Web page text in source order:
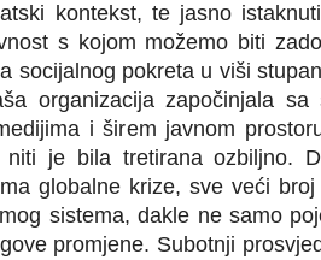
kontekst, te jasno
s kojom možemo biti
socijalnog pokreta u viši
organizacija započinjala sa
i širem javnom
niti je bila tretirana ozbiljno.
globalne krize, sve veći
sistema, dakle ne samo
promjene. Subotnji